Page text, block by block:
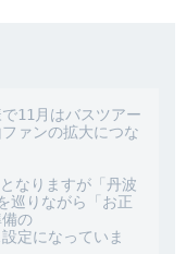
11月はバスツアー
ァンの拡大につな
なりますが「丹波
巡りながら「お正
の
定になっていま